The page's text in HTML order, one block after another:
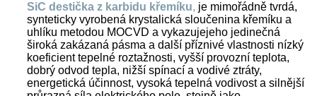
SiC destička z karbidu křemíku, je mimořádně tvrdá,
synteticky vyrobená krystalická sloučenina křemíku a
uhlíku metodou MOCVD a vykazujejeho jedinečná
široká zakázaná pásma a další příznivé vlastnosti nízký
koeficient tepelné roztažnosti, vyšší provozní teplota,
dobrý odvod tepla, nižší spínací a vodivé ztráty,
energetická účinnost, vysoká tepelná vodivost a silnější